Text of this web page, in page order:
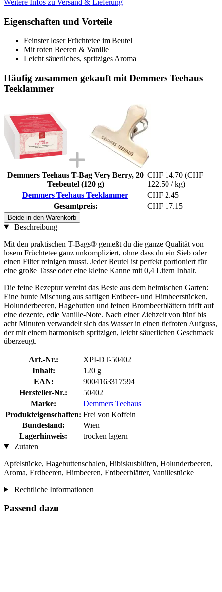
Weitere Infos zu Versand & Lieferung
Eigenschaften und Vorteile
Feinster loser Früchtetee im Beutel
Mit roten Beeren & Vanille
Leicht säuerliches, spritziges Aroma
Häufig zusammen gekauft mit Demmers Teehaus
Teeklammer
Demmers Teehaus T-Bag Very Berry, 20
Teebeutel (120 g)
CHF 14.70 (CHF
122.50 / kg)
Demmers Teehaus Teeklammer
CHF 2.45
Gesamtpreis:
CHF 17.15
Beide in den Warenkorb
Beschreibung
Mit den praktischen T-Bags® genießt du die ganze Qualität von
losem Früchtetee ganz unkompliziert, ohne dass du ein Sieb oder
einen Filter reinigen musst. Jeder Beutel ist perfekt portioniert für
eine große Tasse oder eine kleine Kanne mit 0,4 Litern Inhalt.
Die feine Rezeptur vereint das Beste aus dem heimischen Garten:
Eine bunte Mischung aus saftigen Erdbeer- und Himbeerstücken,
Holunderbeeren, Hagebutten und feinen Brombeerblättern trifft auf
eine dezente, edle Vanille-Note. Nach einer Ziehzeit von fünf bis
acht Minuten verwandelt sich das Wasser in einen tiefroten Aufguss,
der mit einem harmonisch spritzigen, leicht säuerlichen Geschmack
überzeugt.
Art.-Nr.:
XPI-DT-50402
Inhalt:
120 g
EAN:
9004163317594
Hersteller-Nr.:
50402
Marke:
Demmers Teehaus
Produkteigenschaften: Frei von Koffein
Bundesland:
Wien
Lagerhinweis:
trocken lagern
Zutaten
Apfelstücke, Hagebuttenschalen, Hibiskusblüten, Holunderbeeren,
Aroma, Erdbeeren, Himbeeren, Erdbeerblätter, Vanillestücke
Rechtliche Informationen
Passend dazu